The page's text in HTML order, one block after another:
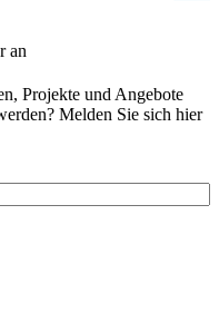
an
Projekte und Angebote
Melden Sie sich hier